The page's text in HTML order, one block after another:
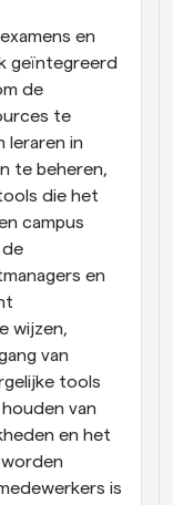
en
geïntegreerd
de
te
leraren in
te beheren,
die het
campus
de
en
wijzen,
van
tools
van
en het
is